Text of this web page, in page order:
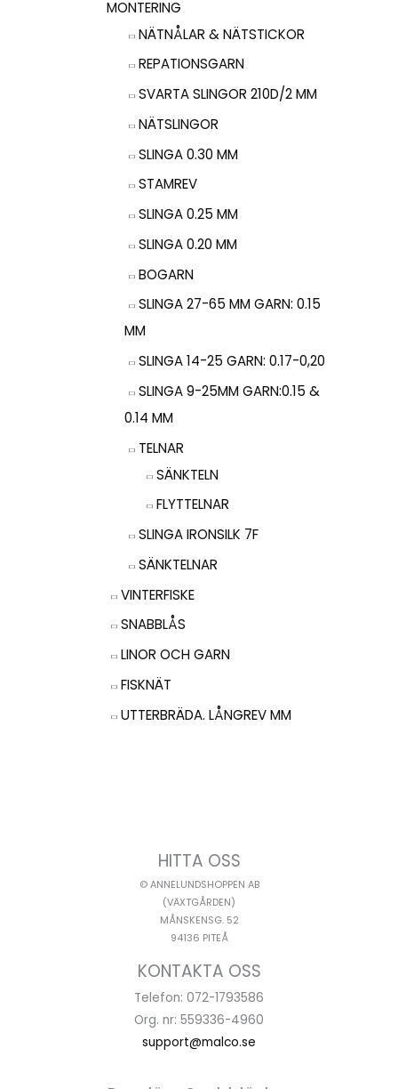
MONTERING
NÄTNÅLAR & NÄTSTICKOR
REPATIONSGARN
SVARTA SLINGOR 210D/2 MM
NÄTSLINGOR
SLINGA 0.30 MM
STAMREV
SLINGA 0.25 MM
SLINGA 0.20 MM
BOGARN
SLINGA 27-65 MM GARN: 0.15
MM
SLINGA 14-25 GARN: 0.17-0,20
SLINGA 9-25MM GARN:0.15 &
0.14 MM
TELNAR
SÄNKTELN
FLYTTELNAR
SLINGA IRONSILK 7F
SÄNKTELNAR
VINTERFISKE
SNABBLÅS
LINOR OCH GARN
FISKNÄT
UTTERBRÄDA. LÅNGREV MM
HITTA OSS
© ANNELUNDSHOPPEN AB
(VÄXTGÅRDEN)
MÅNSKENSG. 52
94136 PITEÅ
KONTAKTA OSS
Telefon: 072-1793586
Org. nr: 559336-4960
support@malco.se